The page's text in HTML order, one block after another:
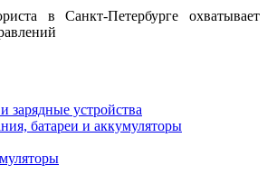
в Санкт-Петербурге охватывает
зарядные устройства
батареи и аккумуляторы